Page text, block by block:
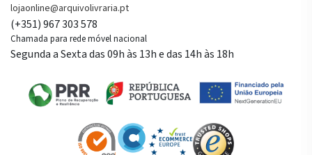
lojaonline@arquivolivraria.pt
(+351) 967 303 578
Chamada para rede móvel nacional
Segunda a Sexta das 09h às 13h e das 14h às 18h